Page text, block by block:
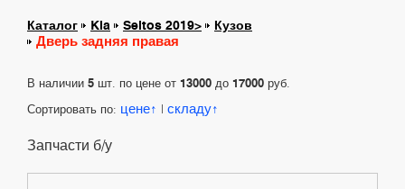
Каталог Kia Seltos 2019> Кузов
Дверь задняя правая
В наличии 5 шт. по цене от 13000 до 17000 руб.
Сортировать по: цене | складу
Запчасти б/у